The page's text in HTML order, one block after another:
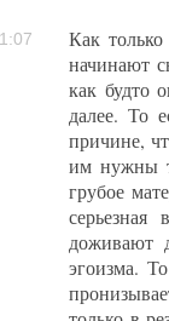
Как
начинают
как будто
далее. То
причине,
им нужны
грубое
доживают
эгоизма.